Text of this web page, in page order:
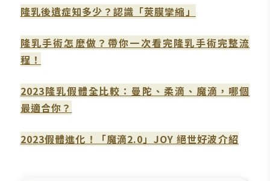
隆乳後遺症知多少？認識「莢膜攣縮」
隆乳手術怎麼做？帶你一次看完隆乳手術完整流
程！
2023隆乳假體全比較：曼陀、柔滴、魔滴，哪個
最適合你？
2023假體進化！「魔滴2.0」JOY 絕世好波介紹